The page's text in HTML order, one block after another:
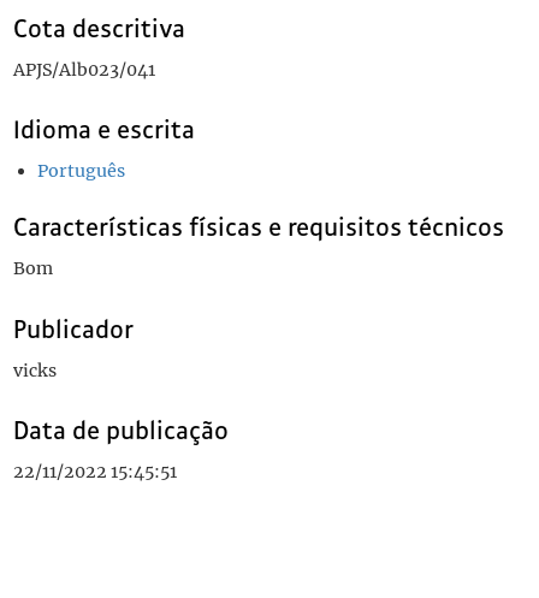
Cota descritiva
APJS/Alb023/041
Idioma e escrita
Português
Características físicas e requisitos técnicos
Bom
Publicador
vicks
Data de publicação
22/11/2022 15:45:51